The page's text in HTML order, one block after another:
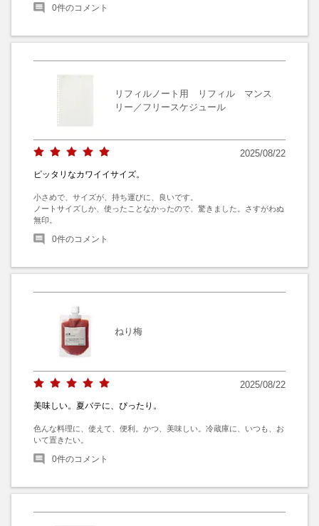
0件のコメント
リフィルノート用 リフィル マンス
リー／フリースケジュール
2025/08/22
ピッタリなカワイイサイズ。
小さめで、サイズが、持ち運びに、良いです。
ノートサイズしか、使ったことなかったので、驚きました。さすがわぬ
無印。
0件のコメント
ねり梅
2025/08/22
美味しい。夏バテに、ぴったり。
色んな料理に、使えて、便利。かつ、美味しい。冷蔵庫に、いつも、お
いて置きたい。
0件のコメント